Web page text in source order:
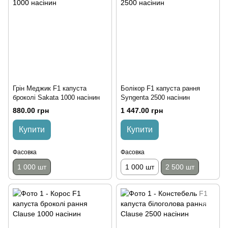
Грін Меджик F1 капуста
броколі Sakata 1000 насінин
880.00 грн
Купити
Фасовка
1 000 шт
Болікор F1 капуста рання
Syngenta 2500 насінин
1 447.00 грн
Купити
Фасовка
1 000 шт 2 500 шт